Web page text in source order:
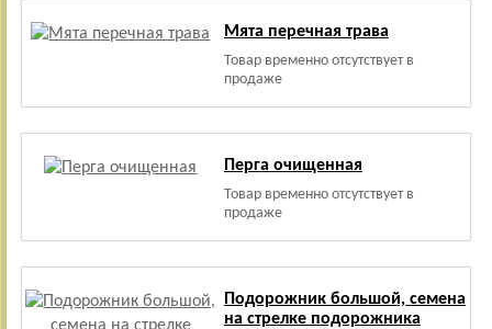
Мята перечная трава
Товар временно отсутствует в
продаже
Перга очищенная
Товар временно отсутствует в
продаже
Подорожник большой, семена
на стрелке подорожника